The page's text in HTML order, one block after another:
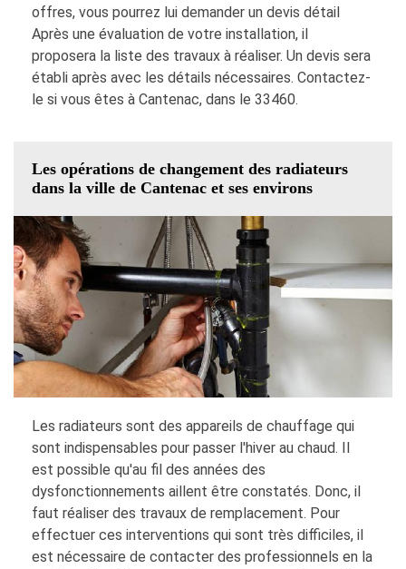
offres, vous pourrez lui demander un devis détail
Après une évaluation de votre installation, il
proposera la liste des travaux à réaliser. Un devis sera
établi après avec les détails nécessaires. Contactez-
le si vous êtes à Cantenac, dans le 33460.
Les opérations de changement des radiateurs
dans la ville de Cantenac et ses environs
Les radiateurs sont des appareils de chauffage qui
sont indispensables pour passer l'hiver au chaud. Il
est possible qu'au fil des années des
dysfonctionnements aillent être constatés. Donc, il
faut réaliser des travaux de remplacement. Pour
effectuer ces interventions qui sont très difficiles, il
est nécessaire de contacter des professionnels en la